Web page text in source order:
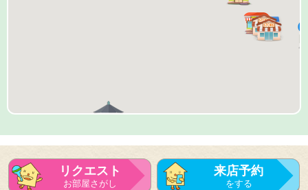
リクエスト
お部屋さがし
来店予約
をする